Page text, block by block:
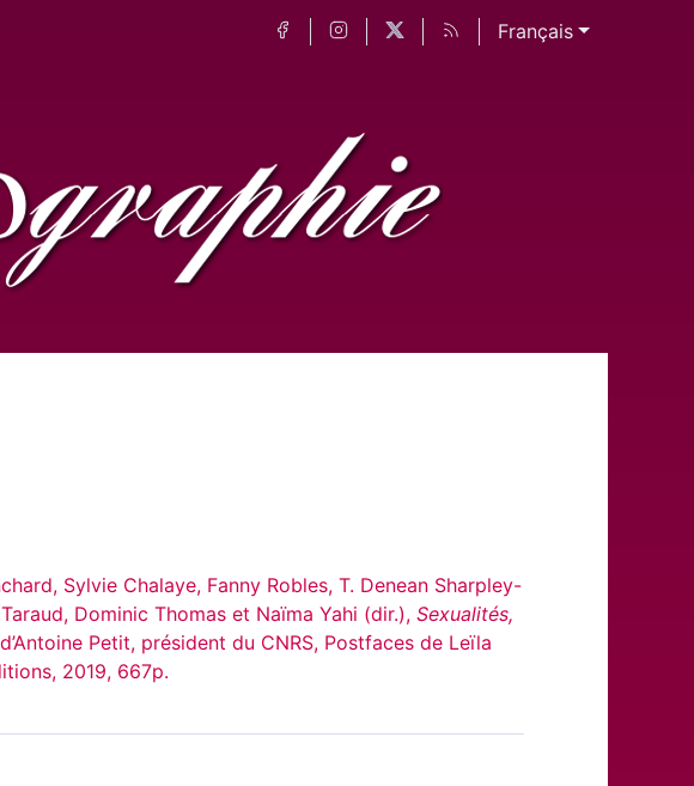
Français
Sylvie Chalaye, Fanny Robles, T. Denean Sharpley-
Dominic Thomas et Naïma Yahi (dir.), Sexualités,
Petit, président du CNRS, Postfaces de Leïla
2019, 667p.